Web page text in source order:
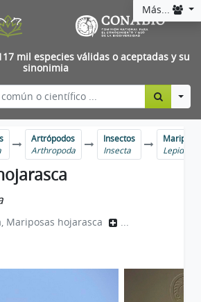
Más...
mil especies válidas o aceptadas y su
sinonimia
Artrópodos
Arthropoda
Insectos
Insecta
Mariposas hojarasca ...